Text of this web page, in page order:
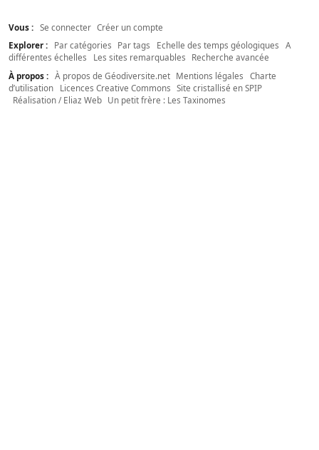
Vous : Se connecter Créer un compte
Explorer :
Par catégories Par tags Echelle des temps géologiques
A
différentes échelles
Les sites remarquables
Recherche avancée
À propos : À propos de Géodiversite.net Mentions légales
Charte
d’utilisation
Licences Creative Commons Site cristallisé en SPIP
Réalisation / Eliaz Web Un petit frère : Les Taxinomes